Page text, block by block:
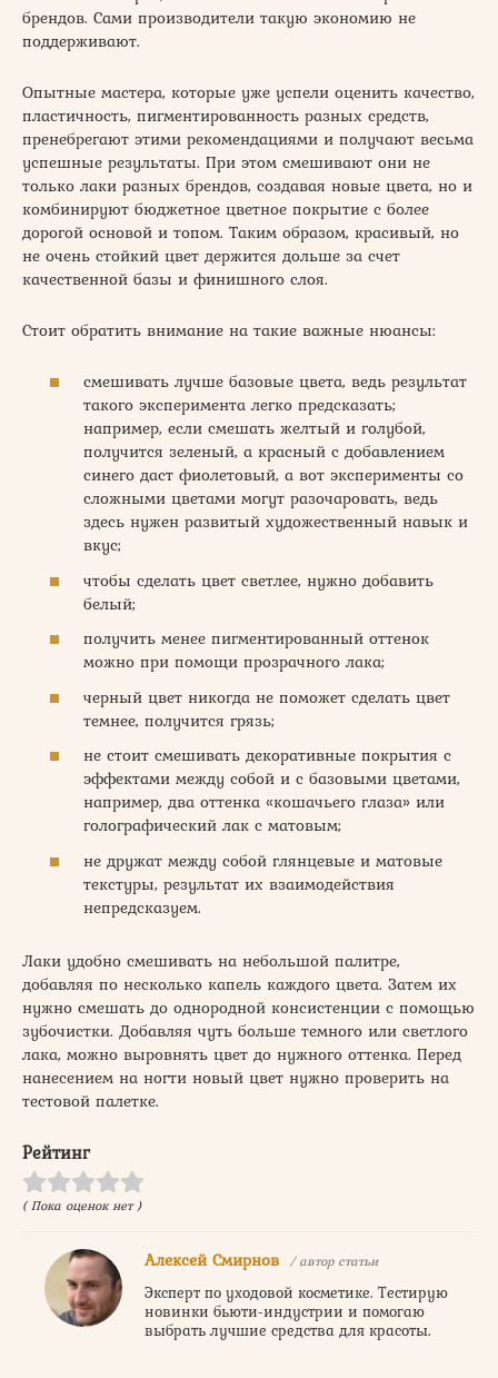
брендов. Сами производители такую экономию не
поддерживают.
Опытные мастера, которые уже успели оценить качество,
пластичность, пигментированность разных средств,
пренебрегают этими рекомендациями и получают весьма
успешные результаты. При этом смешивают они не
только лаки разных брендов, создавая новые цвета, но и
комбинируют бюджетное цветное покрытие с более
дорогой основой и топом. Таким образом, красивый, но
не очень стойкий цвет держится дольше за счет
качественной базы и финишного слоя.
Стоит обратить внимание на такие важные нюансы:
смешивать лучше базовые цвета, ведь результат
такого эксперимента легко предсказать;
например, если смешать желтый и голубой,
получится зеленый, а красный с добавлением
синего даст фиолетовый, а вот эксперименты со
сложными цветами могут разочаровать, ведь
здесь нужен развитый художественный навык и
вкус;
чтобы сделать цвет светлее, нужно добавить
белый;
получить менее пигментированный оттенок
можно при помощи прозрачного лака;
черный цвет никогда не поможет сделать цвет
темнее, получится грязь;
не стоит смешивать декоративные покрытия с
эффектами между собой и с базовыми цветами,
например, два оттенка «кошачьего глаза» или
голографический лак с матовым;
не дружат между собой глянцевые и матовые
текстуры, результат их взаимодействия
непредсказуем.
Лаки удобно смешивать на небольшой палитре,
добавляя по несколько капель каждого цвета. Затем их
нужно смешать до однородной консистенции с помощью
зубочистки. Добавляя чуть больше темного или светлого
лака, можно выровнять цвет до нужного оттенка. Перед
нанесением на ногти новый цвет нужно проверить на
тестовой палетке.
Рейтинг
( Пока оценок нет )
Алексей Смирнов / автор статьи
Эксперт по уходовой косметике. Тестирую
новинки бьюти-индустрии и помогаю
выбрать лучшие средства для красоты.